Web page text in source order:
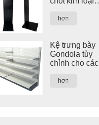
chỉnh
hơn
Kệ trưng bày
Gondola tùy
chỉnh cho các
hơn